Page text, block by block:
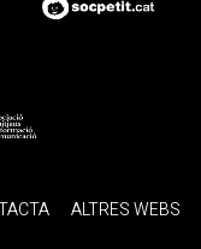
ALTRES WEBS